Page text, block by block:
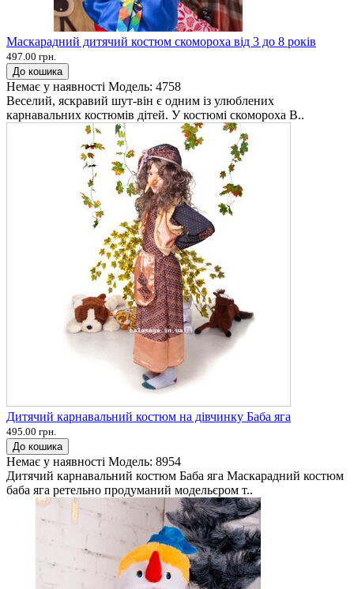
Маскарадний дитячий костюм скомороха від 3 до 8 років
497.00 грн.
До кошика
Немає у наявності Модель: 4758
Веселий, яскравий шут-він є одним із улюблених
карнавальних костюмів дітей. У костюмі скомороха В..
Дитячий карнавальний костюм на дівчинку Баба яга
495.00 грн.
До кошика
Немає у наявності Модель: 8954
Дитячий карнавальний костюм Баба яга Маскарадний костюм
баба яга ретельно продуманий модельєром т..